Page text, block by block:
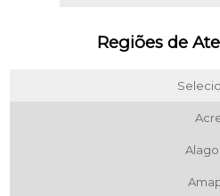
Regiões de